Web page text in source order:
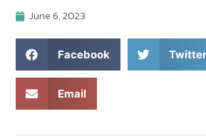
June 6, 2023
Facebook Twitter
Email